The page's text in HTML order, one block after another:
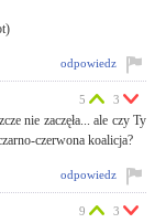
odpowiedz
nie zaczęła... ale czy Ty
czerwona koalicja?
5 3
odpowiedz
9 3